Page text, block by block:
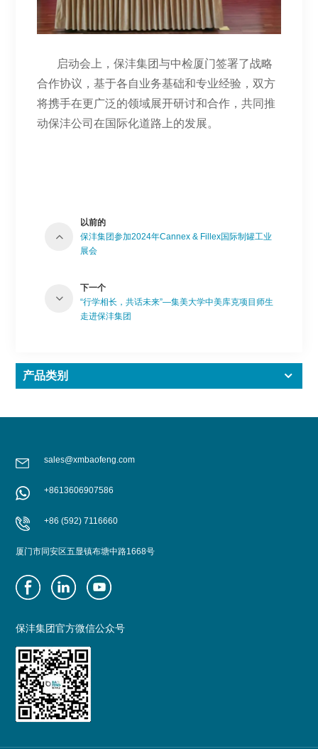
启动会上，保沣集团与中检厦门签署了战略
合作协议，基于各自业务基础和专业经验，双方
将携手在更广泛的领域展开研讨和合作，共同推
动保沣公司在国际化道路上的发展。
以前的
保沣集团参加2024年Cannex & Fillex国际制罐工业
展会
下一个
“行学相长，共话未来”—集美大学中美库克项目师生
走进保沣集团
产品类别
sales@xmbaofeng.com
+8613606907586
+86 (592) 7116660
厦门市同安区五显镇布塘中路1668号
保沣集团官方微信公众号